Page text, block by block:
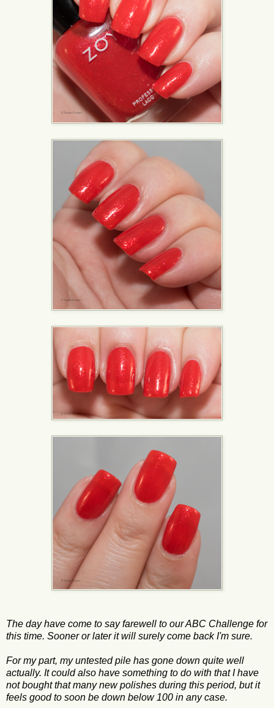
The day have come to say farewell to our ABC Challenge for
this time. Sooner or later it will surely come back I'm sure.
For my part, my untested pile has gone down quite well
actually. It could also have something to do with that I have
not bought that many new polishes during this period, but it
feels good to soon be down below 100 in any case.